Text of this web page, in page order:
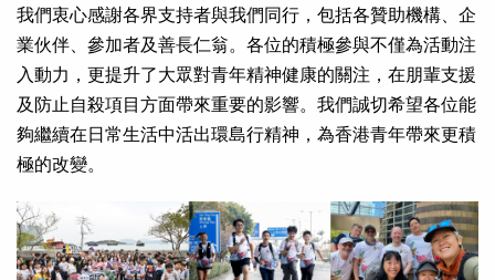
我們衷心感謝各界支持者與我們同行，包括各贊助機構、企
業伙伴、參加者及善長仁翁。各位的積極參與不僅為活動注
入動力，更提升了大眾對青年精神健康的關注，在朋輩支援
及防止自殺項目方面帶來重要的影響。我們誠切希望各位能
夠繼續在日常生活中活出環島行精神，為香港青年帶來更積
極的改變。